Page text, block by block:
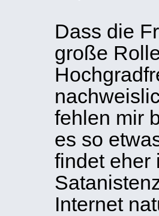
Dass die
große
fehlen mir
es so
findet eher
Internet